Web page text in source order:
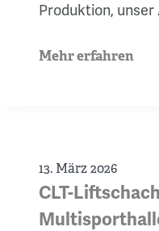
Produktion,
Mehr erfahren
13. März 2026
CLT-